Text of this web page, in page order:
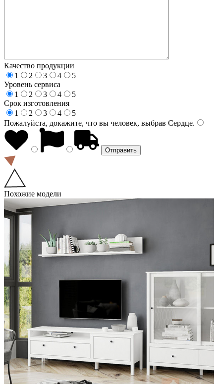
Качество продукции
1
2 3 4
5
Уровень сервиса
1
2 3 4
5
Срок изготовления
1
2 3 4
5
Пожалуйста, докажите, что вы человек, выбрав Сердце.
Похожие модели